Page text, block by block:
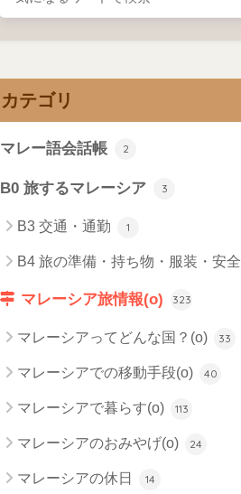
カテゴリ
マレー語会話帳 2
B0 旅するマレーシア 3
B3 交通・通勤 1
B4 旅の準備・持ち物・服装・安全
マレーシア旅情報(o) 323
マレーシアってどんな国？(o) 33
マレーシアでの移動手段(o) 40
マレーシアで暮らす(o) 113
マレーシアのおみやげ(o) 24
マレーシアの休日 14